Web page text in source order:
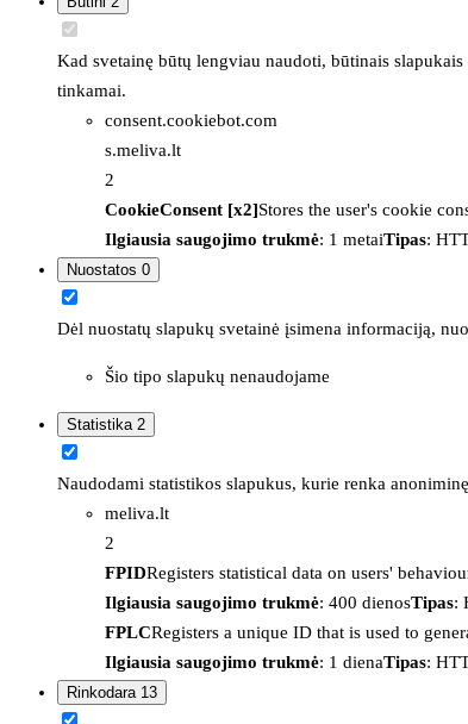
Kad svetainę būtų lengviau naudoti, būtinais
tinkamai.
consent.cookiebot.com
s.meliva.lt
2
CookieConsent [x2]Stores the user's cookie
Ilgiausia saugojimo trukmė: 1 metaiTipas:
Nuostatos 0
Dėl nuostatų slapukų svetainė įsimena informaciją,
Šio tipo slapukų nenaudojame
Statistika 2
Naudodami statistikos slapukus, kurie renka
meliva.lt
2
FPIDRegisters statistical data on users'
Ilgiausia saugojimo trukmė: 400 dienosTipas:
FPLCRegisters a unique ID that is used to
Ilgiausia saugojimo trukmė: 1 dienaTipas:
Rinkodara 13